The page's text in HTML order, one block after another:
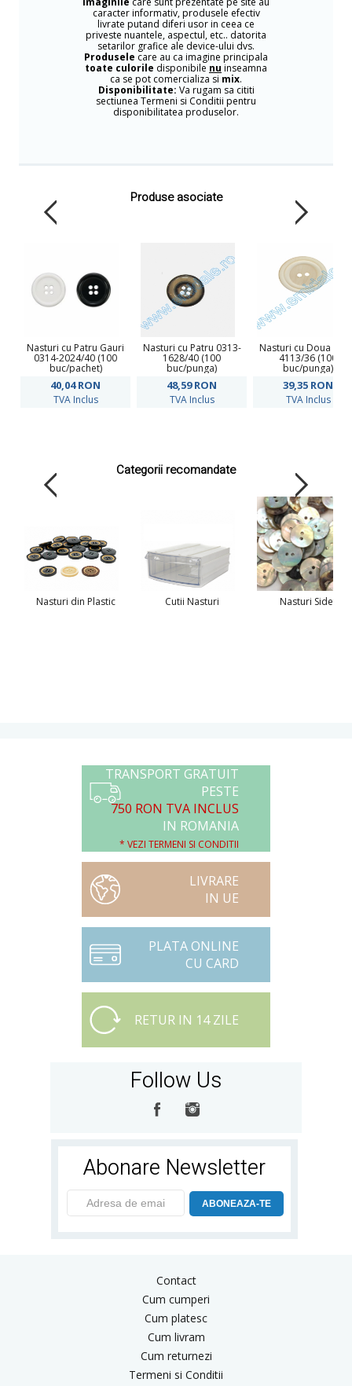
caracter informativ, produsele efectiv
livrate putand diferi usor in ceea ce
priveste nuantele, aspectul, etc.. datorita
setarilor grafice ale device-ului dvs.
Produsele care au ca imagine principala
toate culorile disponibile nu inseamna
ca se pot comercializa si mix.
Disponibilitate: Va rugam sa cititi
sectiunea Termeni si Conditii pentru
disponibilitatea produselor.
Produse asociate
Nasturi cu Patru Gauri
0314-2024/40 (100
buc/pachet)
40,04RON
TVA Inclus
Nasturi cu Patru 0313-
1628/40 (100
buc/punga)
48,59RON
TVA Inclus
Nasturi cu Doua
4113/36 (100
buc/punga)
39,35 RON
TVA Inclus
Categorii recomandate
Nasturi din Plastic Cutii Nasturi Nasturi Sidef
TRANSPORT GRATUIT
PESTE
750 RON TVA INCLUS
IN ROMANIA
* VEZI TERMENI SI CONDITII
LIVRARE
IN UE
PLATA ONLINE
CU CARD
RETUR IN 14 ZILE
Follow Us
Abonare Newsletter
ABONEAZA-TE
Contact
Cum cumperi
Cum platesc
Cum livram
Cum returnezi
Termeni si Conditii